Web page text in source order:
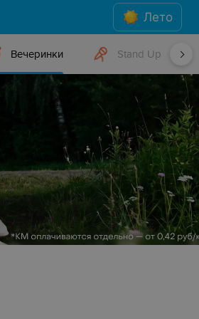
Лето
Вечеринки Stand Up